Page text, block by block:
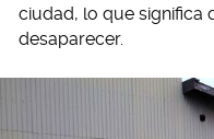
ciudad, lo que significa
desaparecer.